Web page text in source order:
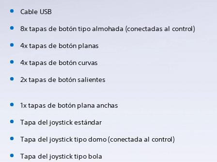
Cable USB
8x tapas de botón tipo almohada (conectadas al control)
4x tapas de botón planas
4x tapas de botón curvas
2x tapas de botón salientes
1x tapas de botón plana anchas
Tapa del joystick estándar
Tapa del joystick tipo domo (conectada al control)
Tapa del joystick tipo bola